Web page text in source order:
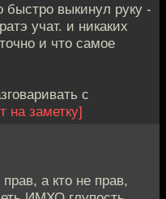
быстро выкинул руку -
учат. и никаких
и что самое
с
на заметку]
а кто не прав,